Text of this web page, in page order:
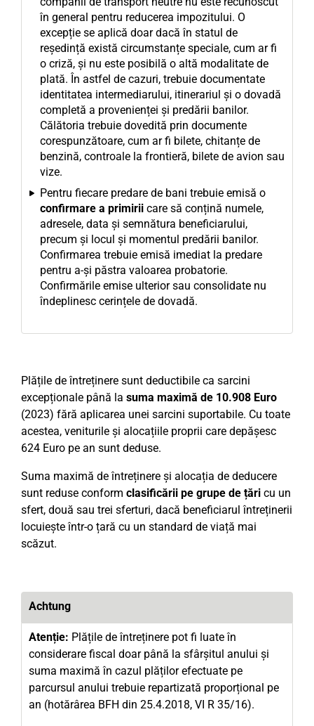
în general pentru reducerea impozitului. O
excepție se aplică doar dacă în statul de
reședință există circumstanțe speciale, cum ar fi
o criză, și nu este posibilă o altă modalitate de
plată. În astfel de cazuri, trebuie documentate
identitatea intermediarului, itinerariul și o dovadă
completă a provenienței și predării banilor.
Călătoria trebuie dovedită prin documente
corespunzătoare, cum ar fi bilete, chitanțe de
benzină, controale la frontieră, bilete de avion sau
vize.
Pentru fiecare predare de bani trebuie emisă o
confirmare a primirii care să conțină numele,
adresele, data și semnătura beneficiarului,
precum și locul și momentul predării banilor.
Confirmarea trebuie emisă imediat la predare
pentru a-și păstra valoarea probatorie.
Confirmările emise ulterior sau consolidate nu
îndeplinesc cerințele de dovadă.
Plățile de întreținere sunt deductibile ca sarcini
excepționale până la suma maximă de 10.908 Euro
(2023) fără aplicarea unei sarcini suportabile. Cu toate
acestea, veniturile și alocațiile proprii care depășesc
624 Euro pe an sunt deduse.
Suma maximă de întreținere și alocația de deducere
sunt reduse conform clasificării pe grupe de țări cu un
sfert, două sau trei sferturi, dacă beneficiarul întreținerii
locuiește într-o țară cu un standard de viață mai
scăzut.
Achtung
Atenție: Plățile de întreținere pot fi luate în
considerare fiscal doar până la sfârșitul anului și
suma maximă în cazul plăților efectuate pe
parcursul anului trebuie repartizată proporțional pe
an (hotărârea BFH din 25.4.2018, VI R 35/16).